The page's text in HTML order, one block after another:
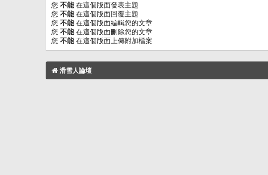
您 不能在這個版面發表主題
您 不能在這個版面回覆主題
您 不能在這個版面編輯您的文章
您 不能在這個版面刪除您的文章
您 不能在這個版面上傳附加檔案
滑雪人論壇